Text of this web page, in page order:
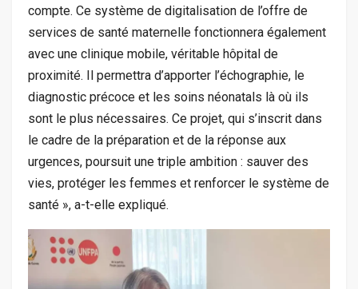
compte. Ce système de digitalisation de l’offre de
services de santé maternelle fonctionnera également
avec une clinique mobile, véritable hôpital de
proximité. Il permettra d’apporter l’échographie, le
diagnostic précoce et les soins néonatals là où ils
sont le plus nécessaires. Ce projet, qui s’inscrit dans
le cadre de la préparation et de la réponse aux
urgences, poursuit une triple ambition : sauver des
vies, protéger les femmes et renforcer le système de
santé », a-t-elle expliqué.